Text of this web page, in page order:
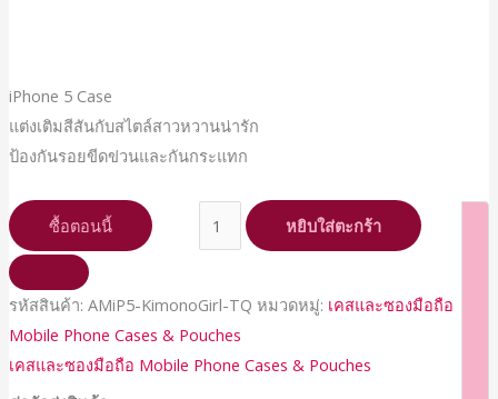
iPhone 5 Case
แต่งเติมสีสันกับสไตล์สาวหวานน่ารัก
ป้องกันรอยขีดข่วนและกันกระแทก
ซื้อตอนนี้ หยิบใส่ตะกร้า
รหัสสินค้า: AMiP5-KimonoGirl-TQ หมวดหมู่: เคสและซองมือถือ
Mobile Phone Cases & Pouches
เคสและซองมือถือ Mobile Phone Cases & Pouches